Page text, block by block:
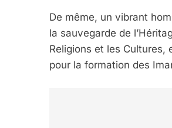
De même, un vibrant
la sauvegarde de
Religions et les Cultures,
pour la formation des
ISRAÉL